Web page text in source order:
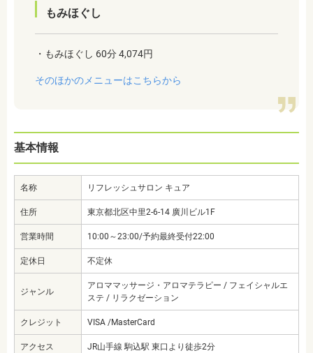
もみほぐし
・もみほぐし 60分 4,074円
そのほかのメニューはこちらから
基本情報
名称 リフレッシュサロン キュア
住所 東京都北区中里2-6-14 廣川ビル1F
営業時間 10:00～23:00/予約最終受付22:00
定休日 不定休
ジャンル
アロママッサージ・アロマテラピー / フェイシャルエ
ステ / リラクゼーション
クレジット VISA /MasterCard
アクセス JR山手線 駒込駅 東口より徒歩2分